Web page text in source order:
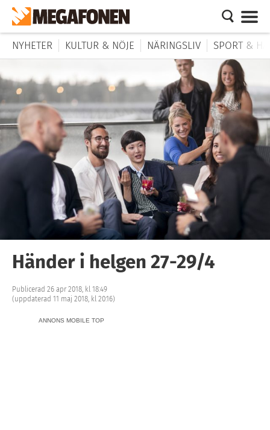
NYHETER KULTUR & NÖJE NÄRINGSLIV SPORT &
Händer i helgen 27-29/4
Publicerad 26 apr 2018, kl 18:49
(uppdaterad 11 maj 2018, kl 20:16)
ANNONS MOBILE TOP